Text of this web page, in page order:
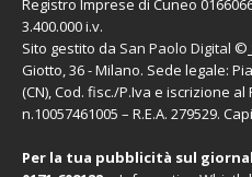
Registro Imprese di Cuneo
3.400.000 i.v.
Sito gestito da San Paolo Digital ©
Giotto, 36 - Milano. Sede legale:
(CN), Cod. fisc./P.Iva e iscrizione
n.10057461005 – R.E.A. 279529.
Per la tua pubblicità sul